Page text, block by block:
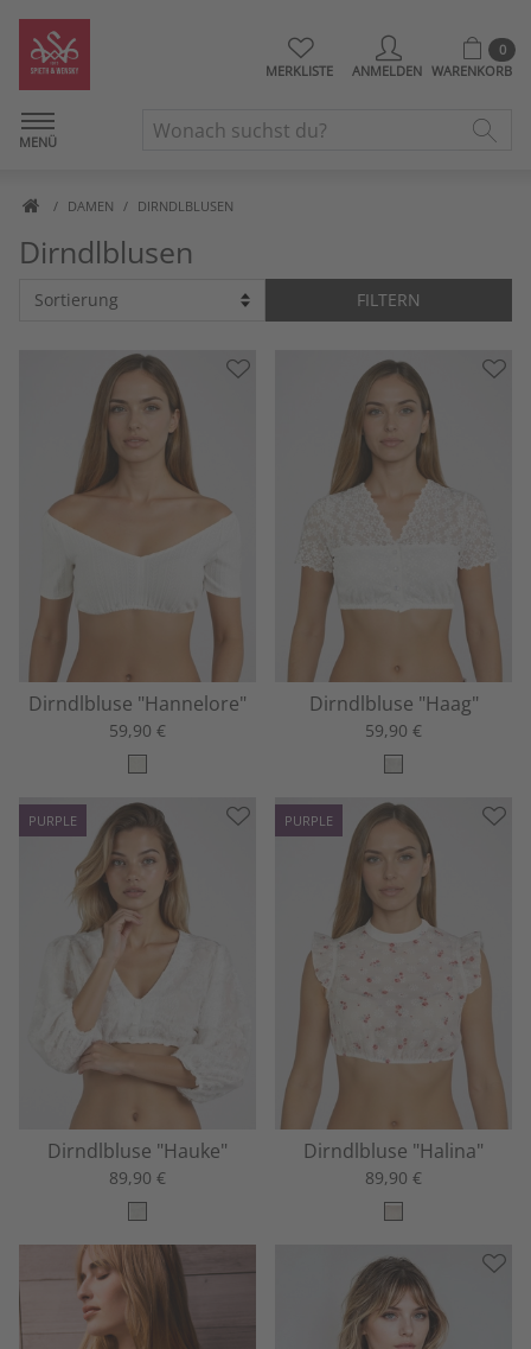
MERKLISTE ANMELDEN
0
WARENKORB
MENÜ
DAMEN DIRNDLBLUSEN
Dirndlblusen
FILTERN
Dirndlbluse "Hannelore"
59,90 €
Dirndlbluse "Haag"
59,90 €
PURPLE
Dirndlbluse "Hauke"
89,90 €
PURPLE
Dirndlbluse "Halina"
89,90 €